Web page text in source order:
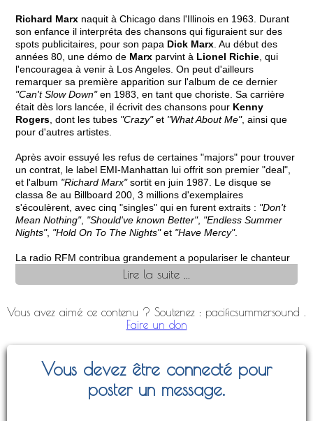
Richard Marx naquit à Chicago dans l'Illinois en 1963. Durant
son enfance il interpréta des chansons qui figuraient sur des
spots publicitaires, pour son papa Dick Marx . Au début des
années 80, une démo de Marx parvint à Lionel Richie , qui
l'encouragea à venir à Los Angeles. On peut d'ailleurs
remarquer sa première apparition sur l'album de ce dernier
"Can't Slow Down"en 1983, en tant que choriste. Sa carrière
était dès lors lancée, il écrivit des chansons pour Kenny
Rogers , dont les tubes "Crazy"et "What About Me", ainsi que
pour d'autres artistes.
Après avoir essuyé les refus de certaines "majors" pour trouver
un contrat, le label EMI-Manhattan lui offrit son premier "deal",
et l'album "Richard Marx"sortit en juin 1987. Le disque se
classa 8e au Billboard 200, 3 millions d'exemplaires
s'écoulèrent, avec cinq "singles" qui en furent extraits : "Don't
Mean Nothing", "Should've known Better", "Endless Summer
Nights", "Hold On To The Nights"et "Have Mercy".
La radio RFM contribua grandement a populariser le chanteur
dans notre hexagone, en le diffusant énormément.
), (3e au Billboard Hot 100), il s'agit d'un rock, très carte
postale Los Angeles, avec de très beaux arrangements et une
mélodie qui fait mouche dès la première écoute ;
Nothing"(Richard Marx/Bruce Gaitsch) (3e au Billboard Hot
rythmiques de
Bruce Gaitschet deJoe Walshy font pour
beaucoup, et le solo de
Randy Meisneret Timothy B. Schmitsont merveilleux,
Lire la suite ...
Vous avez aimé ce contenu ? Soutenez : pacificsummersound .
Faire un don
Vous devez être connecté pour
poster un message.